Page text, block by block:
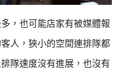
，也可能店家有被媒體報
人，狹小的空間連排隊都
隊速度沒有進展，也沒有